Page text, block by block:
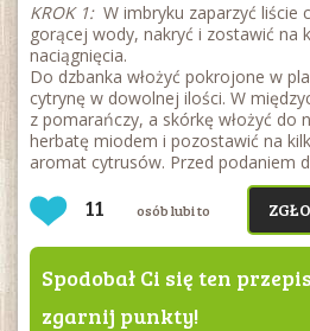
KROK 1:W imbryku zaparzyć liście
gorącej wody, nakryć i zostawić na
naciągnięcia.
Do dzbanka włożyć pokrojone w
cytrynę w dowolnej ilości. W
z pomarańczy, a skórkę włożyć do
herbatę miodem i pozostawić na
aromat cytrusów. Przed podaniem
11 osób lubi to
Spodobał Ci się ten
zgarnij punkty!